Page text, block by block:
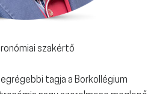
szakértő
tagja a Borkollégium